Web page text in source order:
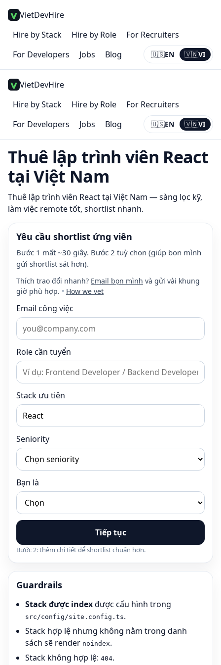
VietDevHire
Hire by Stack
Hire by Role
For Recruiters
For Developers
Jobs Blog 🇺🇸EN 🇻🇳VI
Current:
VI
VietDevHire
Hire by Stack
Hire by Role
For Recruiters
For Developers
Jobs Blog 🇺🇸EN 🇻🇳VI
Current:
VI
Thuê lập trình viên React
tại Việt Nam
Thuê lập trình viên Reacttại Việt Nam — sàng lọc kỹ,
làm việc remote tốt, shortlist nhanh.
Yêu cầu shortlist ứng viên
Bước 1 mất ~30 giây. Bước 2 tuỳ chọn (giúp bọn mình
gửi shortlist sát hơn).
Thích trao đổi nhanh? Email bọn mình và gửi vài khung
giờ phù hợp. • How we vet
Email công việc
Role cần tuyển
Stack ưu tiên
Seniority
Bạn là
Tiếp tục
Bước 2: thêm chi tiết để shortlist chuẩn hơn.
Guardrails
Stack được indexđược cấu hình trong
src/config/site.config.ts.
Stack hợp lệ nhưng không nằm trong danh
sách sẽ render noindex.
Stack không hợp lệ: 404.